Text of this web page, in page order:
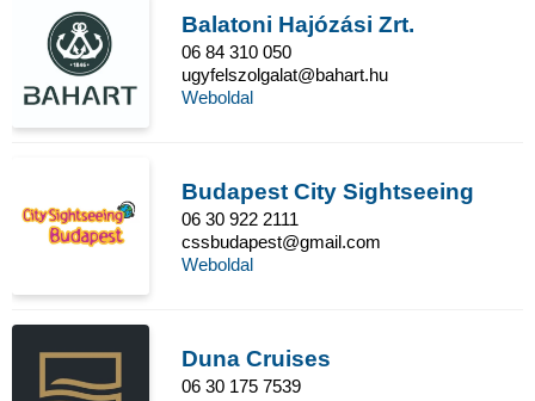
Balatoni Hajózási Zrt.
06 84 310 050
ugyfelszolgalat@bahart.hu
Weboldal
Budapest City Sightseeing
06 30 922 2111
cssbudapest@gmail.com
Weboldal
Duna Cruises
06 30 175 7539